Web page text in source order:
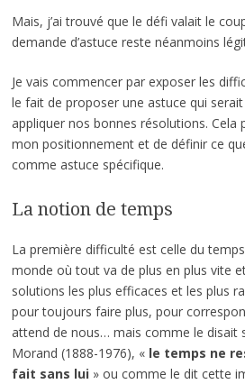
Mais, j’ai trouvé que le défi valait le
demande d’astuce reste néanmoins
Je vais commencer par exposer les
le fait de proposer une astuce qui
appliquer nos bonnes résolutions. Cela
mon positionnement et de définir ce
comme astuce spécifique.
La notion de temps
La première difficulté est celle du
monde où tout va de plus en plus vite
solutions les plus efficaces et les plus
pour toujours faire plus, pour
attend de nous… mais comme le disait
Morand (1888-1976), « le temps ne
fait sans lui » ou comme le dit cette